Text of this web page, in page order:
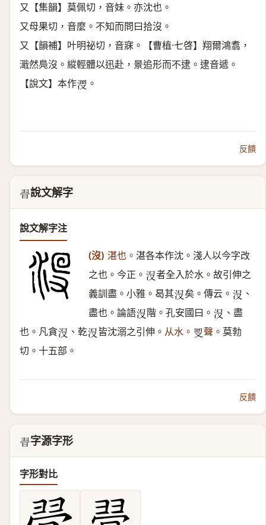
又【集韻】莫佩切，音妹。亦沈也。
又母果切，音麼。不知而問曰拾沒。
又【韻補】叶明祕切，音寐。【曹植·七啓】翔爾鴻翥，
濈然鳧沒。縱輕體以迅赴，景追形而不逮。逮音遞。
【說文】本作𣴬 。
反饋
𣇶說文解字
說文解字注
(沒) 湛也。 湛各本作沈。淺人以今字改
之也。今正。 𣳚 者全入於水。故引伸之
義訓盡。小雅。曷其𣳚 矣。傳云。 𣳚
、
盡也。論語𣳚 階。孔安國曰。 𣳚
、盡
也。凡貪𣳚 、乾𣳚 皆沈溺之引伸。 从水。 𠬸 聲。 莫勃
切。十五部。
反饋
𣇶 字源字形
字形對比